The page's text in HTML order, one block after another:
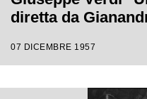
diretta da
quale è stata
07 DICEMBRE 1957